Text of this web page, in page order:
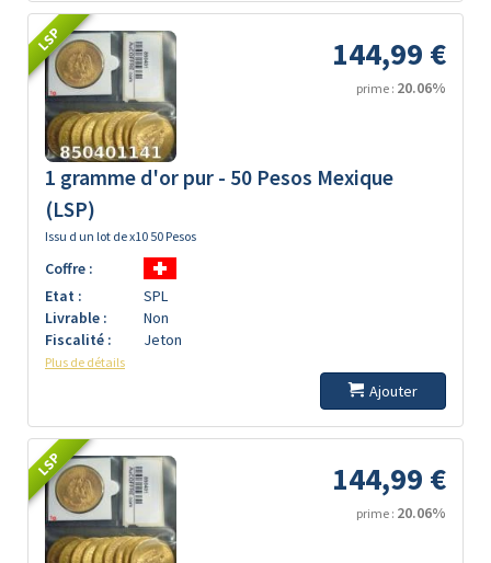
LSP 144,99 €
prime : 20.06%
1 gramme d'or pur - 50 Pesos Mexique
(LSP)
Issu d un lot de x10 50 Pesos
Coffre :
Etat :
SPL
Livrable :
Non
Fiscalité :
Jeton
Plus de détails
Ajouter
LSP 144,99 €
prime : 20.06%